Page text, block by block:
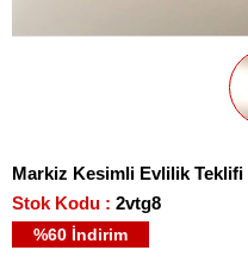
Markiz Kesimli Evlilik
Stok Kodu
2vtg8
%60 İndirim